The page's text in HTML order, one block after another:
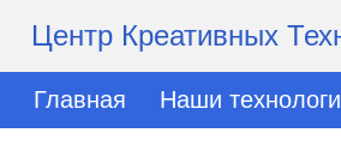
Центр Креативных
Главная Наши